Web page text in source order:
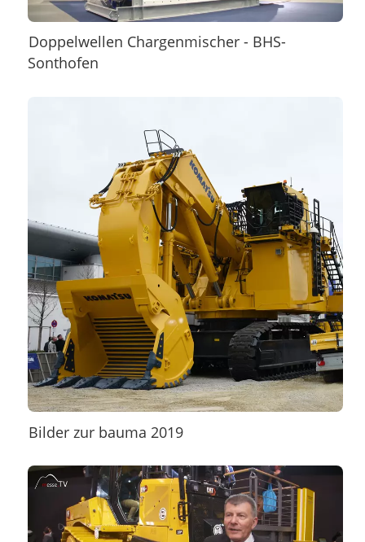
Doppelwellen Chargenmischer - BHS-
Sonthofen
Bilder zur bauma 2019